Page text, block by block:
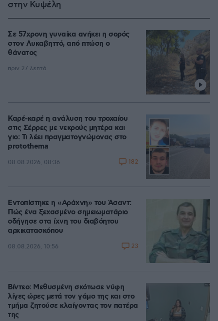
στην Κυψέλη
Σε 57χρονη γυναίκα ανήκει η σορός
στον Λυκαβηττό, από πτώση ο
θάνατος
πριν 27 λεπτά
Καρέ-καρέ η ανάλυση του τροχαίου
στις Σέρρες με νεκρούς μητέρα και
γιο: Τι λέει πραγματογνώμονας στο
protothema
08.08.2026, 08:36 182
Εντοπίστηκε η «Αράχνη» του Άσαντ:
Πώς ένα ξεχασμένο σημειωματάριο
οδήγησε στα ίχνη του διαβόητου
αρχικατασκόπου
08.08.2026, 10:56 23
Βίντεο: Μεθυσμένη σκότωσε νύφη
λίγες ώρες μετά τον γάμο της και στο
τμήμα ζητούσε κλαίγοντας τον πατέρα
της